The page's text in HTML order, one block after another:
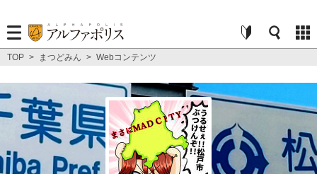
TOP > まつどみん > Webコンテンツ